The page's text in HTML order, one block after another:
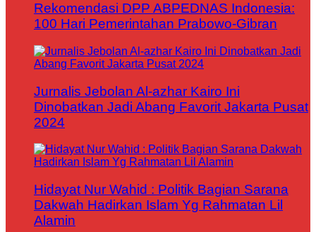
Rekomendasi DPP ABPEDNAS Indonesia:
100 Hari Pemerintahan Prabowo-Gibran
Jurnalis Jebolan Al-azhar Kairo Ini
Dinobatkan Jadi Abang Favorit Jakarta Pusat
2024
Hidayat Nur Wahid : Politik Bagian Sarana
Dakwah Hadirkan Islam Yg Rahmatan Lil
Alamin